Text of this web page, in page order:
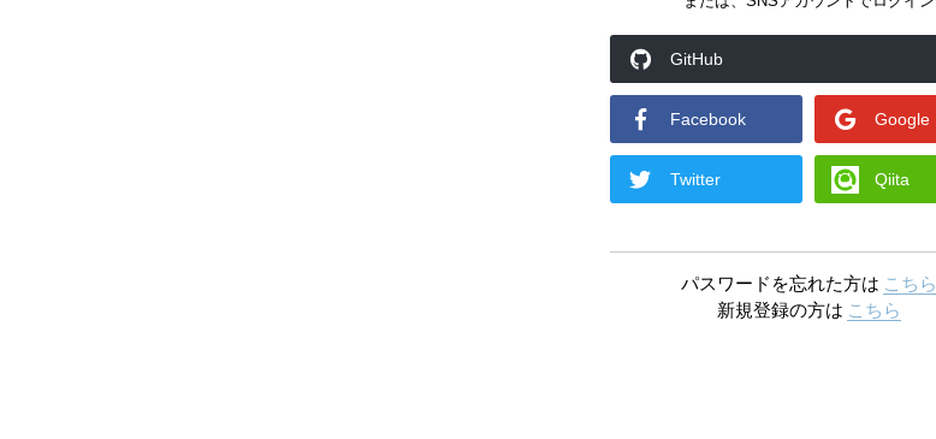
GitHub
Facebook Google
Twitter Qiita
パスワードを忘れた方は こちら
新規登録の方は こちら